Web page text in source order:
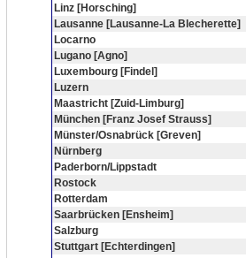
Linz [Horsching]
Lausanne [Lausanne-La Blecherette]
Locarno
Lugano [Agno]
Luxembourg [Findel]
Luzern
Maastricht [Zuid-Limburg]
München [Franz Josef Strauss]
Münster/Osnabrück [Greven]
Nürnberg
Paderborn/Lippstadt
Rostock
Rotterdam
Saarbrücken [Ensheim]
Salzburg
Stuttgart [Echterdingen]